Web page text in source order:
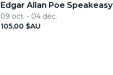
Edgar Allan Poe Speakeasy
09 oct. - 04 déc.
105,00 $AU